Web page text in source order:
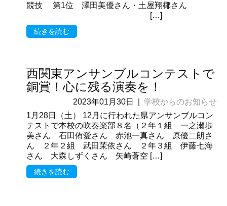
競技 第1位 澤田美優さん・土屋翔椰さん
[…]
続きを読む
西関東アンサンブルコンテストで
銅賞！心に残る演奏を！
2023年01月30日
学校からのお知らせ
1月28日（土） 12月に行われた県アンサンブルコン
テストで本校の吹奏楽部８名（２年１組 一之瀬歩
美さん 石田侑愛さん 赤池一真さん 原優二朗さ
ん ２年２組 武田茉依さん ２年３組 伊藤七海
さん 大森しずくさん 矢崎蒼空 […]
続きを読む